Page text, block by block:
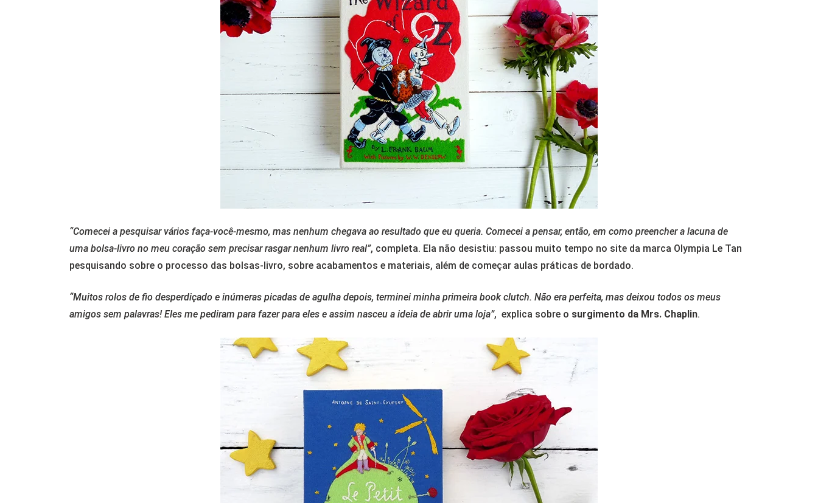
“Comecei a pesquisar vários faça-você-mesmo, mas nenhum chegava ao resultado que eu queria. Comecei a pensar, então, em como preencher a lacuna de
uma bolsa-livro no meu coração sem precisar rasgar nenhum livro real”, completa. Ela não desistiu: passou muito tempo no site da marca Olympia Le Tan
pesquisando sobre o processo das bolsas-livro, sobre acabamentos e materiais, além de começar aulas práticas de bordado.
“Muitos rolos de fio desperdiçado e inúmeras picadas de agulha depois, terminei minha primeira book clutch. Não era perfeita, mas deixou todos os meus
amigos sem palavras! Eles me pediram para fazer para eles e assim nasceu a ideia de abrir uma loja”, explica sobre o surgimento da Mrs. Chaplin.